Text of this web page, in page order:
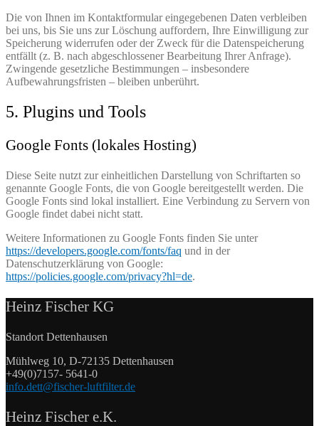
Die von Ihnen im Kontaktformular eingegebenen Daten verbleiben
bei uns, bis Sie uns zur Löschung auffordern, Ihre Einwilligung zur
Speicherung widerrufen oder der Zweck für die Datenspeicherung
entfällt (z. B. nach abgeschlossener Bearbeitung Ihrer Anfrage).
Zwingende gesetzliche Bestimmungen – insbesondere
Aufbewahrungsfristen – bleiben unberührt.
5. Plugins und Tools
Google Fonts (lokales Hosting)
Diese Seite nutzt zur einheitlichen Darstellung von Schriftarten so
genannte Google Fonts, die von Google bereitgestellt werden. Die
Google Fonts sind lokal installiert. Eine Verbindung zu Servern von
Google findet dabei nicht statt.
Weitere Informationen zu Google Fonts finden Sie unter
https://developers.google.com/fonts/faq und in der
Datenschutzerklärung von Google:
https://policies.google.com/privacy?hl=de.
Heinz Fischer KG
Standort Dettenhausen
Mühlweg 10, D-72135 Dettenhausen
+49(0)7157- 5641-0
info.dett@fischer-luftfilter.de
Heinz Fischer e.K.